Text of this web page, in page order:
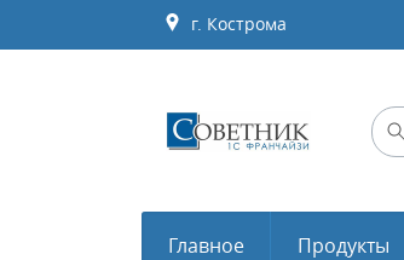
г. Кострома
Главное Продукты